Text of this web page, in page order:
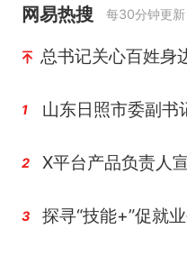
网易热搜 每30分钟更新
总书记关心百姓身
1 山东日照市委副书
2 X平台产品负责人
3 探寻“技能+”促就